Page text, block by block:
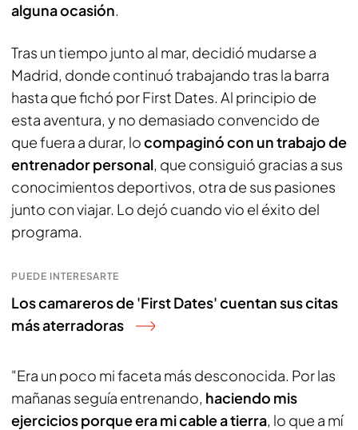
alguna ocasión.
Tras un tiempo junto al mar, decidió mudarse a
Madrid, donde continuó trabajando tras la barra
hasta que fichó porFirst Dates. Al principio de
esta aventura, y no demasiado convencido de
que fuera a durar, locompaginó con un trabajo de
entrenador personal, que consiguió gracias a sus
conocimientos deportivos, otra de sus pasiones
junto con viajar. Lo dejó cuando vio el éxito del
programa.
PUEDE INTERESARTE
Los camareros de 'First Dates' cuentan sus citas
más aterradoras
"Era un poco mi faceta más desconocida. Por las
mañanas seguía entrenando, haciendo mis
ejercicios porque era mi cable a tierra, lo que a mí